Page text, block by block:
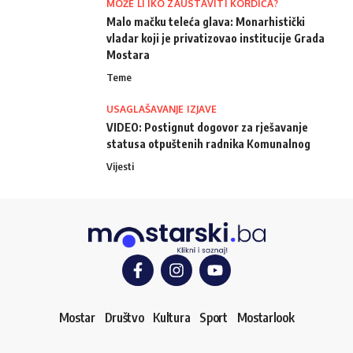
MOŽE LI IKO ZAUSTAVITI KORDIĆA?
Malo mačku teleća glava: Monarhistički
vladar koji je privatizovao institucije Grada
Mostara
Teme
USAGLAŠAVANJE IZJAVE
VIDEO: Postignut dogovor za rješavanje
statusa otpuštenih radnika Komunalnog
Vijesti
Mostar Društvo Kultura Sport Mostarlook